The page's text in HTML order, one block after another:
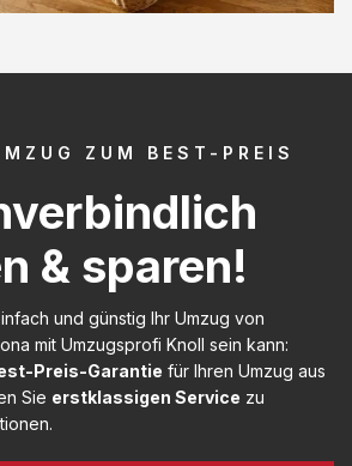
ZUM BEST-PREIS
& sparen!
und günstig Ihr Umzug von
mit Umzugsprofi Knoll sein kann:
Preis-Garantie für Ihren Umzug aus
Sie erstklassigen Service zu